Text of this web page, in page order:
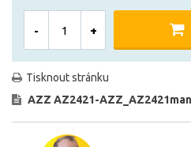
- +
Tisknout stránku
AZZ AZ2421-